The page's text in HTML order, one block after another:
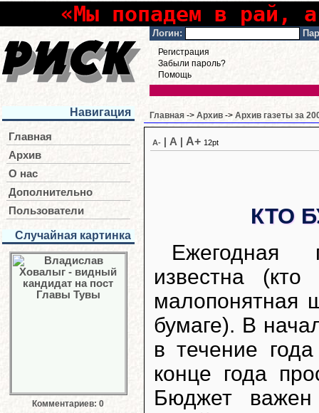
«Мы попадем в рай,
Логин:
Регистрация
Забыли пароль?
Помощь
Навигация
Главная
Архив
О нас
Дополнительно
Пользователи
Случайная картинка
Комментариев: 0
Главная -> Архив -> Архив газеты за
A- A A+ 12pt
КТО
Ежегодная
известна
малопонятная
бумаге). В
в течение
конце года
Бюджет